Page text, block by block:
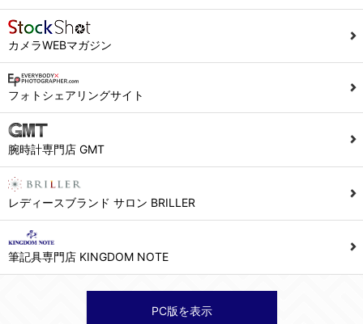
カメラWEBマガジン
フォトシェアリングサイト
腕時計専門店 GMT
レディースブランド サロン BRILLER
筆記具専門店 KINGDOM NOTE
PC版を表示